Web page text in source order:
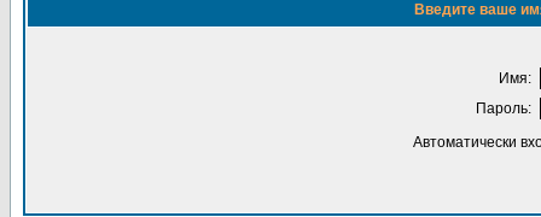
Введите ваше
Имя:
Пароль:
Автоматически